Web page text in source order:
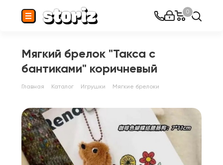
0
Мягкий брелок "Такса с
бантиками" коричневый
Главная Каталог Игрушки Мягкие брелоки